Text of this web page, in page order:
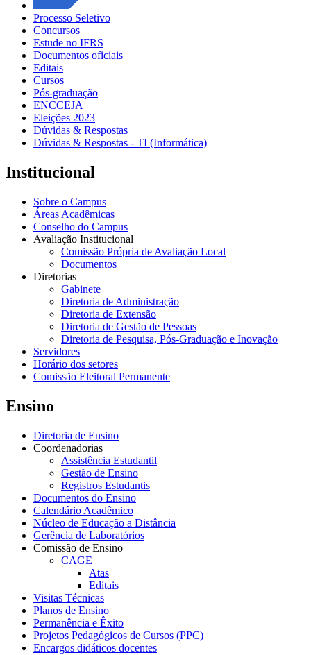
Processo Seletivo
Concursos
Estude no IFRS
Documentos oficiais
Editais
Cursos
Pós-graduação
ENCCEJA
Eleições 2023
Dúvidas & Respostas
Dúvidas & Respostas - TI (Informática)
Institucional
Sobre o Campus
Áreas Acadêmicas
Conselho do Campus
Avaliação Institucional
Comissão Própria de Avaliação Local
Documentos
Diretorias
Gabinete
Diretoria de Administração
Diretoria de Extensão
Diretoria de Gestão de Pessoas
Diretoria de Pesquisa, Pós-Graduação e Inovação
Servidores
Horário dos setores
Comissão Eleitoral Permanente
Ensino
Diretoria de Ensino
Coordenadorias
Assistência Estudantil
Gestão de Ensino
Registros Estudantis
Documentos do Ensino
Calendário Acadêmico
Núcleo de Educação a Distância
Gerência de Laboratórios
Comissão de Ensino
CAGE
Atas
Editais
Visitas Técnicas
Planos de Ensino
Permanência e Êxito
Projetos Pedagógicos de Cursos (PPC)
Encargos didáticos docentes